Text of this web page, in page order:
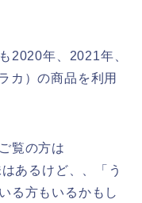
2020年、2021年、
カ）の商品を利用
覧の方は
あるけど、、「う
る方もいるかもし